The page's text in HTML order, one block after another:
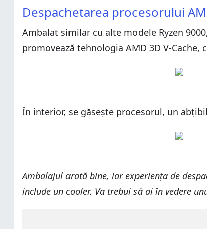
Despachetarea procesorului
Ambalat similar cu alte modele Ryzen
promovează tehnologia AMD 3D V-
În interior, se găsește procesorul, un
Ambalajul arată bine, iar experiența de
include un cooler. Va trebui să ai în vedere